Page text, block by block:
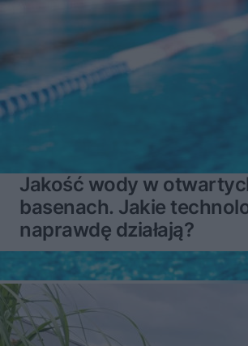
Jakość wody w
basenach. Jakie
naprawdę działają?